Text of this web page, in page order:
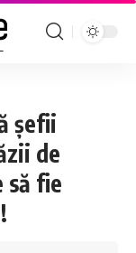
șefii
de
să fie